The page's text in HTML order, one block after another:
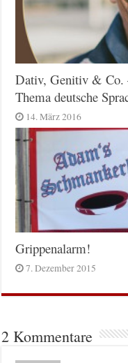
Dativ, Genitiv & Co.
Thema deutsche
14. März 2016
Grippenalarm!
7. Dezember 2015
2 Kommentare